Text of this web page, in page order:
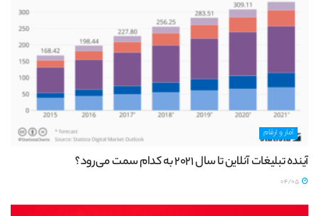
آمار و ارقام
آینده تبلیغات آنلاین تا سال 2021 به کدام سمت می‌رود؟